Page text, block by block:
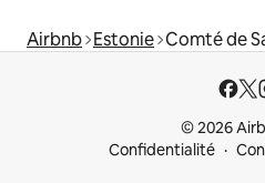
Airbnb Estonie Comté de
© 2026
Confidentialité